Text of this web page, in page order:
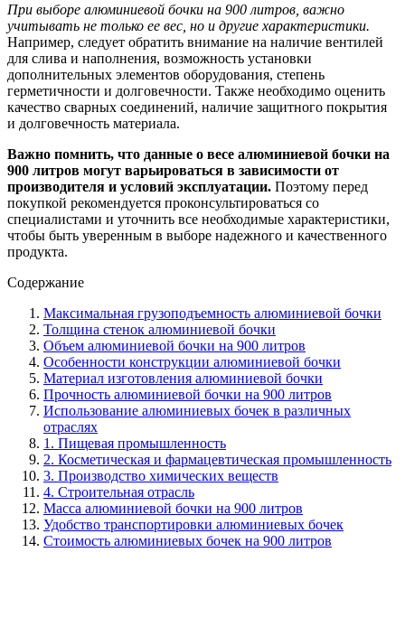
При выборе алюминиевой бочки на 900 литров, важно
учитывать не только ее вес, но и другие характеристики.
Например, следует обратить внимание на наличие вентилей
для слива и наполнения, возможность установки
дополнительных элементов оборудования, степень
герметичности и долговечности. Также необходимо оценить
качество сварных соединений, наличие защитного покрытия
и долговечность материала.
Важно помнить, что данные о весе алюминиевой бочки на
900 литров могут варьироваться в зависимости от
производителя и условий эксплуатации. Поэтому перед
покупкой рекомендуется проконсультироваться со
специалистами и уточнить все необходимые характеристики,
чтобы быть уверенным в выборе надежного и качественного
продукта.
Содержание
Максимальная грузоподъемность алюминиевой бочки
Толщина стенок алюминиевой бочки
Объем алюминиевой бочки на 900 литров
Особенности конструкции алюминиевой бочки
Материал изготовления алюминиевой бочки
Прочность алюминиевой бочки на 900 литров
Использование алюминиевых бочек в различных
отраслях
1. Пищевая промышленность
2. Косметическая и фармацевтическая промышленность
3. Производство химических веществ
4. Строительная отрасль
Масса алюминиевой бочки на 900 литров
Удобство транспортировки алюминиевых бочек
Стоимость алюминиевых бочек на 900 литров